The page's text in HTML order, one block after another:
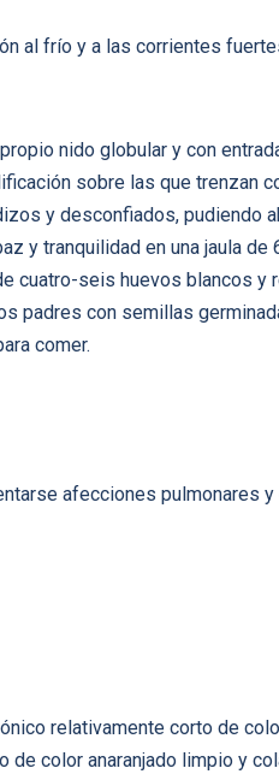
al frío y a las corrientes
nido globular y con
sobre las que trenzan
y desconfiados, pudiendo
y tranquilidad en una jaula
cuatro-seis huevos blancos
padres con semillas
comer.
afecciones
relativamente corto de
color anaranjado limpio y